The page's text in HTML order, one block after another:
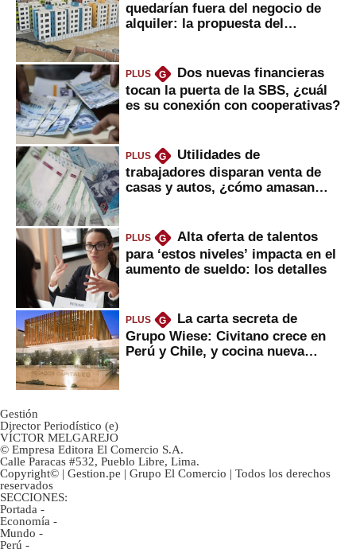
quedarían fuera del negocio de
alquiler: la propuesta del
PLUS G
Dos nuevas financieras
tocan la puerta de la SBS, ¿cuál
es su conexión con cooperativas?
PLUS G
Utilidades de
trabajadores disparan venta de
casas y autos, ¿cómo amasan
PLUS G
Alta oferta de talentos
para ‘estos niveles’ impacta en el
aumento de sueldo: los detalles
PLUS G
La carta secreta de
Grupo Wiese: Civitano crece en
Perú y Chile, y cocina nueva
Gestión
Director Periodístico (e)
VÍCTOR MELGAREJO
© Empresa Editora El Comercio S.A.
Calle Paracas #532, Pueblo Libre, Lima.
Copyright© | Gestion.pe | Grupo El Comercio | Todos los derechos
reservados
SECCIONES:
Portada -
Economía -
Mundo -
Perú -